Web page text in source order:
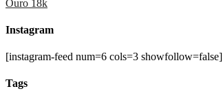
Ouro 18k
Instagram
[instagram-feed num=6 cols=3 showfollow=false]
Tags